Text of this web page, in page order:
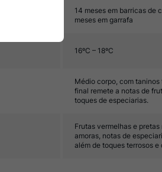
14 meses em barricas de
meses em garrafa
16ºC – 18ºC
Médio corpo, com
final remete a notas de
toques de especiarias.
Frutas vermelhas e
amoras, notas de
além de toques terrosos e